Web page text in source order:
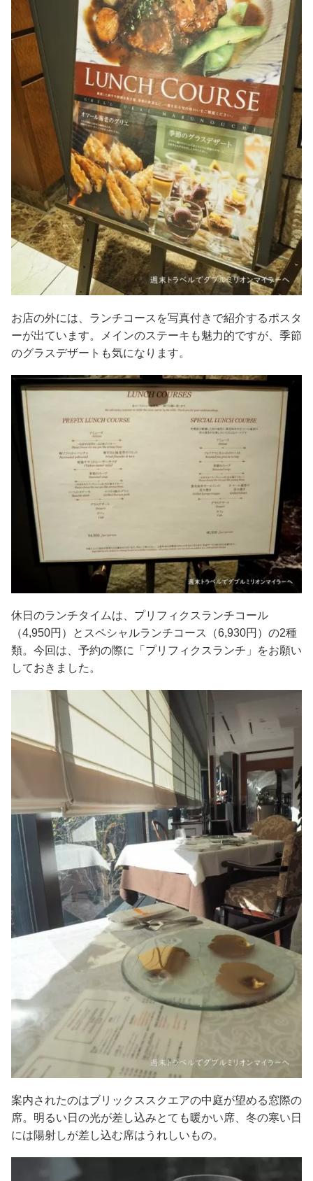
お店の外には、ランチコースを写真付きで紹介するポスタ
ーが出ています。メインのステーキも魅力的ですが、季節
のグラスデザートも気になります。
休日のランチタイムは、プリフィクスランチコール
（4,950円）とスペシャルランチコース（6,930円）の2種
類。今回は、予約の際に「プリフィクスランチ」をお願い
しておきました。
案内されたのはブリックススクエアの中庭が望める窓際の
席。明るい日の光が差し込みとても暖かい席、冬の寒い日
には陽射しが差し込む席はうれしいもの。